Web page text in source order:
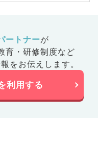
ートナーが
育・研修制度など
をお伝えします。
利用する